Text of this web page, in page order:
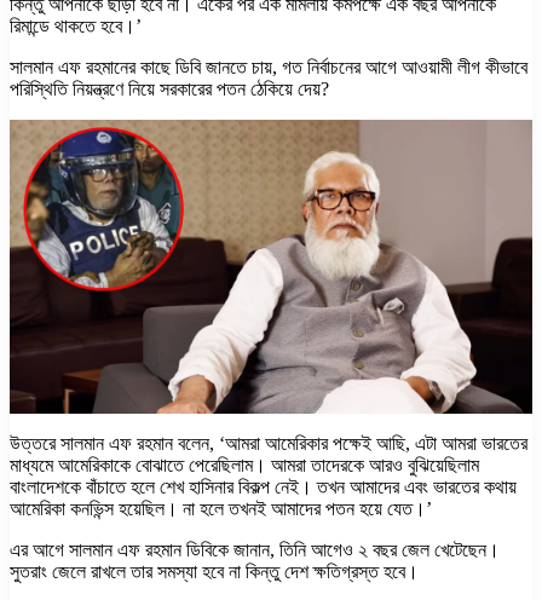
রিমান্ডে থাকতে হবে।’
সালমান এফ রহমানের কাছে ডিবি জানতে চায়, গত নির্বাচনের আগে আওয়ামী লীগ কীভাবে
পরিস্থিতি নিয়ন্ত্রণে নিয়ে সরকারের পতন ঠেকিয়ে দেয়?
উত্তরে সালমান এফ রহমান বলেন, ‘আমরা আমেরিকার পক্ষেই আছি, এটা আমরা ভারতের
মাধ্যমে আমেরিকাকে বোঝাতে পেরেছিলাম। আমরা তাদেরকে আরও বুঝিয়েছিলাম
বাংলাদেশকে বাঁচাতে হলে শেখ হাসিনার বিকল্প নেই। তখন আমাদের এবং ভারতের কথায়
আমেরিকা কনভিন্স হয়েছিল। না হলে তখনই আমাদের পতন হয়ে যেত।’
এর আগে সালমান এফ রহমান ডিবিকে জানান, তিনি আগেও ২ বছর জেল খেটেছেন।
সুতরাং জেলে রাখলে তার সমস্যা হবে না কিন্তু দেশ ক্ষতিগ্রস্ত হবে।